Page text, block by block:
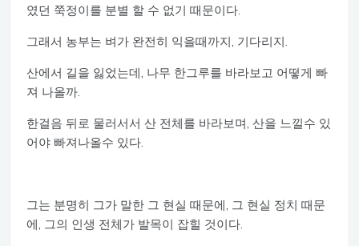
였던 쭉정이를 분별 할 수 없기 때문이다.
그래서 농부는 벼가 완전히 익을때까지, 기다리지.
산에서 길을 잃었는데, 나무 한그루를 바라보고 어떻게 빠
져 나올까.
한걸음 뒤로 물러서서 산 전체를 바라보며, 산을 느낄수 있
어야 빠져나올수 있다.
그는 분명히 그가 말한 그 현실 때문에, 그 현실 정치 때문
에, 그의 인생 전체가 발목이 잡힐 것이다.